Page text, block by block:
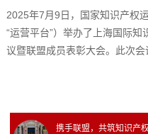
2025年7月9日，国家知识产权
“运营平台”）举办了上海国际
议暨联盟成员表彰大会。此次会
携手联盟，共筑知识产